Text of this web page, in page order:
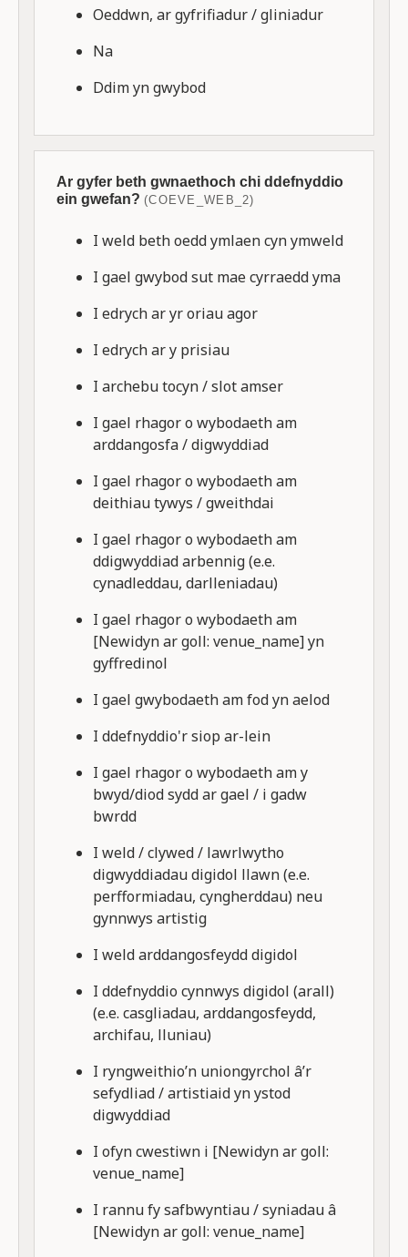
Oeddwn, ar gyfrifiadur / gliniadur
Na
Ddim yn gwybod
Ar gyfer beth gwnaethoch chi ddefnyddio
ein gwefan? (COEVE_WEB_2)
I weld beth oedd ymlaen cyn ymweld
I gael gwybod sut mae cyrraedd yma
I edrych ar yr oriau agor
I edrych ar y prisiau
I archebu tocyn / slot amser
I gael rhagor o wybodaeth am
arddangosfa / digwyddiad
I gael rhagor o wybodaeth am
deithiau tywys / gweithdai
I gael rhagor o wybodaeth am
ddigwyddiad arbennig (e.e.
cynadleddau, darlleniadau)
I gael rhagor o wybodaeth am
[Newidyn ar goll: venue_name] yn
gyffredinol
I gael gwybodaeth am fod yn aelod
I ddefnyddio'r siop ar-lein
I gael rhagor o wybodaeth am y
bwyd/diod sydd ar gael / i gadw
bwrdd
I weld / clywed / lawrlwytho
digwyddiadau digidol llawn (e.e.
perfformiadau, cyngherddau) neu
gynnwys artistig
I weld arddangosfeydd digidol
I ddefnyddio cynnwys digidol (arall)
(e.e. casgliadau, arddangosfeydd,
archifau, lluniau)
I ryngweithio’n uniongyrchol â’r
sefydliad / artistiaid yn ystod
digwyddiad
I ofyn cwestiwn i [Newidyn ar goll:
venue_name]
I rannu fy safbwyntiau / syniadau â
[Newidyn ar goll: venue_name]